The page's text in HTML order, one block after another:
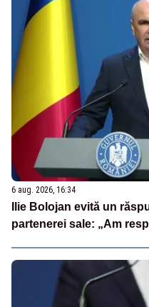
6 aug. 2026, 16:34
Ilie Bolojan evită un
partenerei sale: „Am